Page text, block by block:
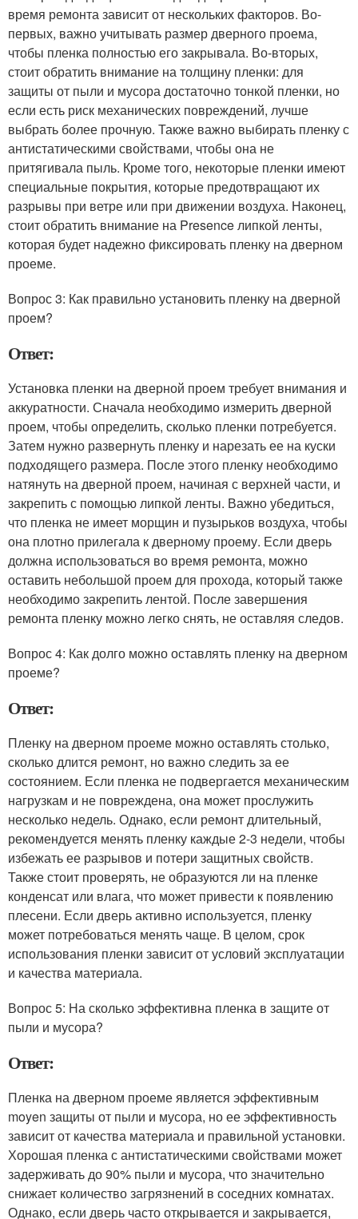
время ремонта зависит от нескольких факторов. Во-
первых, важно учитывать размер дверного проема,
чтобы пленка полностью его закрывала. Во-вторых,
стоит обратить внимание на толщину пленки: для
защиты от пыли и мусора достаточно тонкой пленки, но
если есть риск механических повреждений, лучше
выбрать более прочную. Также важно выбирать пленку с
антистатическими свойствами, чтобы она не
притягивала пыль. Кроме того, некоторые пленки имеют
специальные покрытия, которые предотвращают их
разрывы при ветре или при движении воздуха. Наконец,
стоит обратить внимание на Presence липкой ленты,
которая будет надежно фиксировать пленку на дверном
проеме.
Вопрос 3: Как правильно установить пленку на дверной
проем?
Ответ:
Установка пленки на дверной проем требует внимания и
аккуратности. Сначала необходимо измерить дверной
проем, чтобы определить, сколько пленки потребуется.
Затем нужно развернуть пленку и нарезать ее на куски
подходящего размера. После этого пленку необходимо
натянуть на дверной проем, начиная с верхней части, и
закрепить с помощью липкой ленты. Важно убедиться,
что пленка не имеет морщин и пузырьков воздуха, чтобы
она плотно прилегала к дверному проему. Если дверь
должна использоваться во время ремонта, можно
оставить небольшой проем для прохода, который также
необходимо закрепить лентой. После завершения
ремонта пленку можно легко снять, не оставляя следов.
Вопрос 4: Как долго можно оставлять пленку на дверном
проеме?
Ответ:
Пленку на дверном проеме можно оставлять столько,
сколько длится ремонт, но важно следить за ее
состоянием. Если пленка не подвергается механическим
нагрузкам и не повреждена, она может прослужить
несколько недель. Однако, если ремонт длительный,
рекомендуется менять пленку каждые 2-3 недели, чтобы
избежать ее разрывов и потери защитных свойств.
Также стоит проверять, не образуются ли на пленке
конденсат или влага, что может привести к появлению
плесени. Если дверь активно используется, пленку
может потребоваться менять чаще. В целом, срок
использования пленки зависит от условий эксплуатации
и качества материала.
Вопрос 5: На сколько эффективна пленка в защите от
пыли и мусора?
Ответ:
Пленка на дверном проеме является эффективным
moyen защиты от пыли и мусора, но ее эффективность
зависит от качества материала и правильной установки.
Хорошая пленка с антистатическими свойствами может
задерживать до 90% пыли и мусора, что значительно
снижает количество загрязнений в соседних комнатах.
Однако, если дверь часто открывается и закрывается,